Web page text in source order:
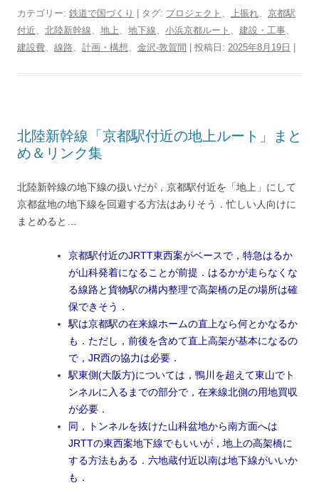
t
e
e
b
o
e
e
n
a
e
e
a
d
e
g
r
d
P
r
y
L
i
n
カテゴリー: 鉄道で国づくり | タグ: プロジェクト 、 上振れ、 京都駅
付近、 北陸新幹線、 地上、 地下線、 小浜京都ルート 、 建設・工事、
建設費、 線路、 計画・構想、 金沢-敦賀間 | 投稿日: 2025年8月19日
北陸新幹線「京都駅付近の地上ルート」まと
め＆リンク集
北陸新幹線の地下線の扱いだが，京都駅付近を「地上」にして
京都盆地の地下線を回避する方法はありそう．忙しい人向けに
まとめると…
京都駅付近のJRTT東西案がベースで，特急はるか
が山科発着になることが前提．はるかが走らなくな
る線路と貨物駅の構内整理で高架橋の足の場所は確
保できそう．
駅は京都駅の在来線ホームの直上なら何とかなるか
も．ただし，前後を含めて直上高架が基本になるの
で，JR西の協力は必要．
駅東側(大阪方)については，鴨川を超えて東山でト
ンネルに入るまでの部分で，在来線北側の用地買収
が必要．
同，トンネルを抜けた山科盆地から南方面へは
JRTTの東西案地下線でもいいが，地上の高架橋に
する方法もある．六地蔵付近以南は地下線がいいか
も．